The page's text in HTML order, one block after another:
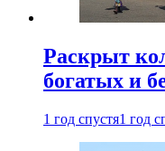
Раскрыт
богатых и
1 год спустя1 год